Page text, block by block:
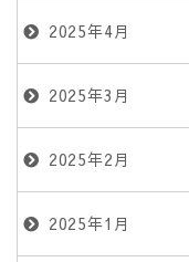
2025年4月
2025年3月
2025年2月
2025年1月